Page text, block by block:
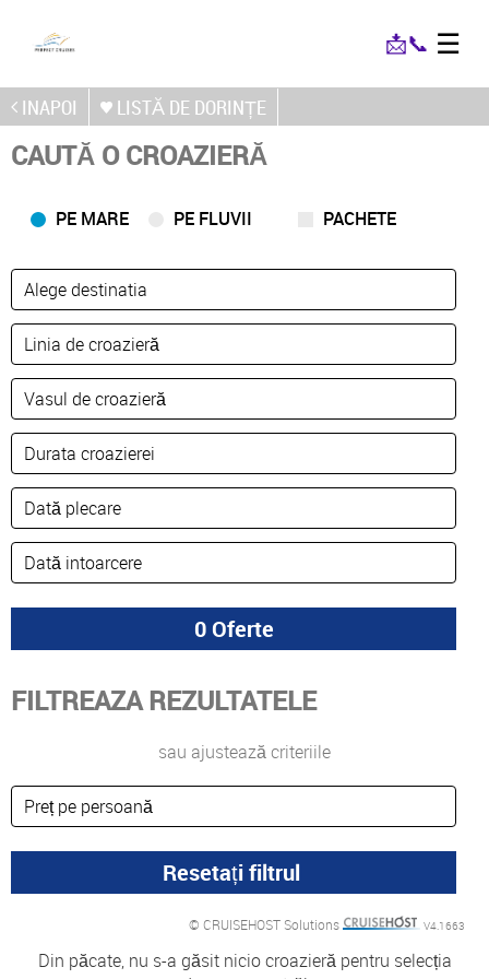
📩📞 ☰
INAPOI LISTĂ DE DORINȚE
CAUTĂ O CROAZIERĂ
PE MARE PE FLUVII PACHETE
FILTREAZA REZULTATELE
sau ajustează criteriile
© CRUISEHOST Solutions V4.1663
Din păcate, nu s-a găsit nicio croazieră pentru selecția